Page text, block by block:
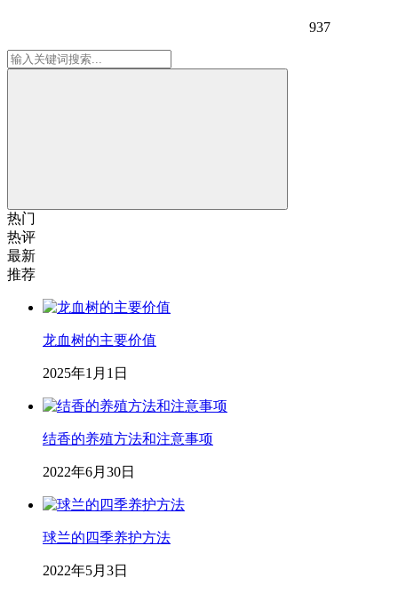
937
热门
热评
最新
推荐
龙血树的主要价值
2025年1月1日
结香的养殖方法和注意事项
2022年6月30日
球兰的四季养护方法
2022年5月3日